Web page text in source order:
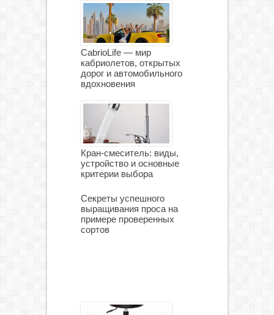
CabrioLife — мир
кабриолетов, открытых
дорог и автомобильного
вдохновения
Кран-смеситель: виды,
устройство и основные
критерии выбора
Секреты успешного
выращивания проса на
примере проверенных
сортов